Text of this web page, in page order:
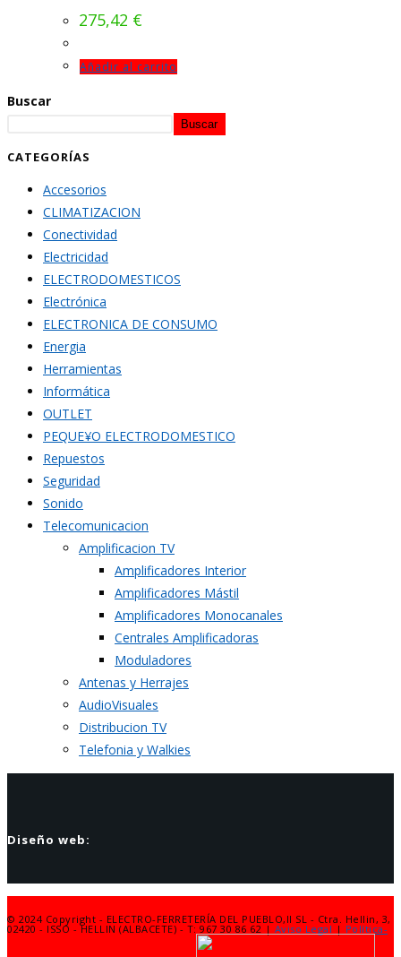
275,42 €
Añadir al carrito
Buscar
Buscar
CATEGORÍAS
Accesorios
CLIMATIZACION
Conectividad
Electricidad
ELECTRODOMESTICOS
Electrónica
ELECTRONICA DE CONSUMO
Energia
Herramientas
Informática
OUTLET
PEQUE¥O ELECTRODOMESTICO
Repuestos
Seguridad
Sonido
Telecomunicacion
Amplificacion TV
Amplificadores Interior
Amplificadores Mástil
Amplificadores Monocanales
Centrales Amplificadoras
Moduladores
Antenas y Herrajes
AudioVisuales
Distribucion TV
Telefonia y Walkies
Diseño web:
© 2024 Copyright - ELECTRO-FERRETERÍA DEL PUEBLO,II SL - Ctra. Hellin, 3,
02420 - ISSO - HELLIN (ALBACETE) - T: 967 30 86 62 | Aviso Legal | Política-